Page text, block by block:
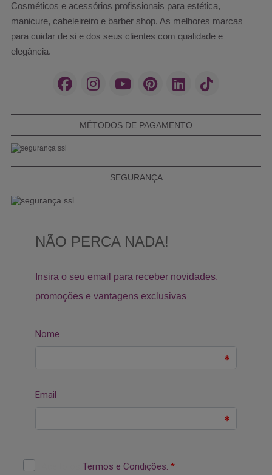
Cosméticos e acessórios profissionais para estética,
manicure, cabeleireiro e barber shop. As melhores marcas
para cuidar de si e dos seus clientes com qualidade e
elegância.
MÉTODOS DE PAGAMENTO
SEGURANÇA